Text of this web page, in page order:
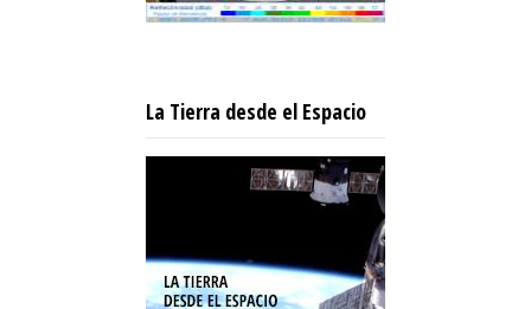
La Tierra desde el Espacio